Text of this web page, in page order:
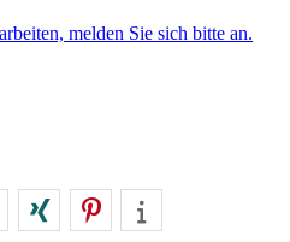
melden Sie sich bitte an.